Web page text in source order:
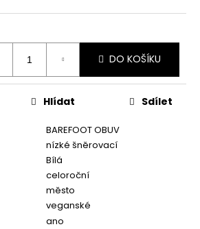
DO KOŠÍKU
BAREFOOT OBUV
nízké šněrovací
Bílá
celoroční
město
veganské
ano
Hlídat Sdílet